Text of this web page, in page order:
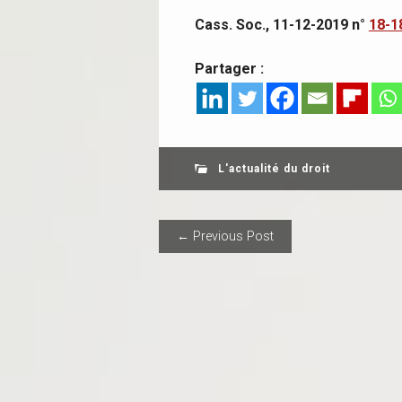
Cass. Soc., 11-12-2019 n° 18-
Partager :
L'actualité du droit
POST
← Previous Post